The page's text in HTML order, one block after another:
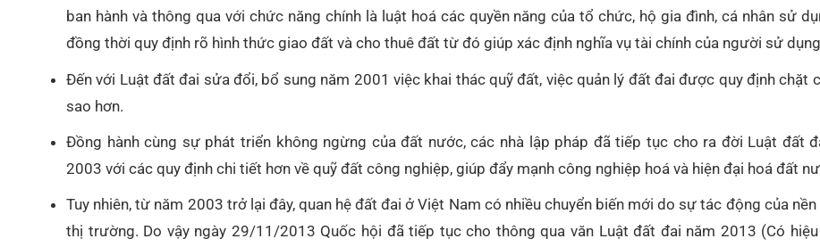
ban hành và thông qua với chức năng chính là luật hoá các quyền năng của tổ chức, hộ gia đình, cá nhân sử
đồng thời quy định rõ hình thức giao đất và cho thuê đất từ đó giúp xác định nghĩa vụ tài chính của người sử
Đến với Luật đất đai sửa đổi, bổ sung năm 2001 việc khai thác quỹ đất, việc quản lý đất đai được quy định chặt
sao hơn.
Đồng hành cùng sự phát triển không ngừng của đất nước, các nhà lập pháp đã tiếp tục cho ra đời Luật đất
2003 với các quy định chi tiết hơn về quỹ đất công nghiệp, giúp đẩy mạnh công nghiệp hoá và hiện đại hoá đất
Tuy nhiên, từ năm 2003 trở lại đây, quan hệ đất đai ở Việt Nam có nhiều chuyển biến mới do sự tác động của
thị trường. Do vậy ngày 29/11/2013 Quốc hội đã tiếp tục cho thông qua văn Luật đất đai năm 2013 (Có